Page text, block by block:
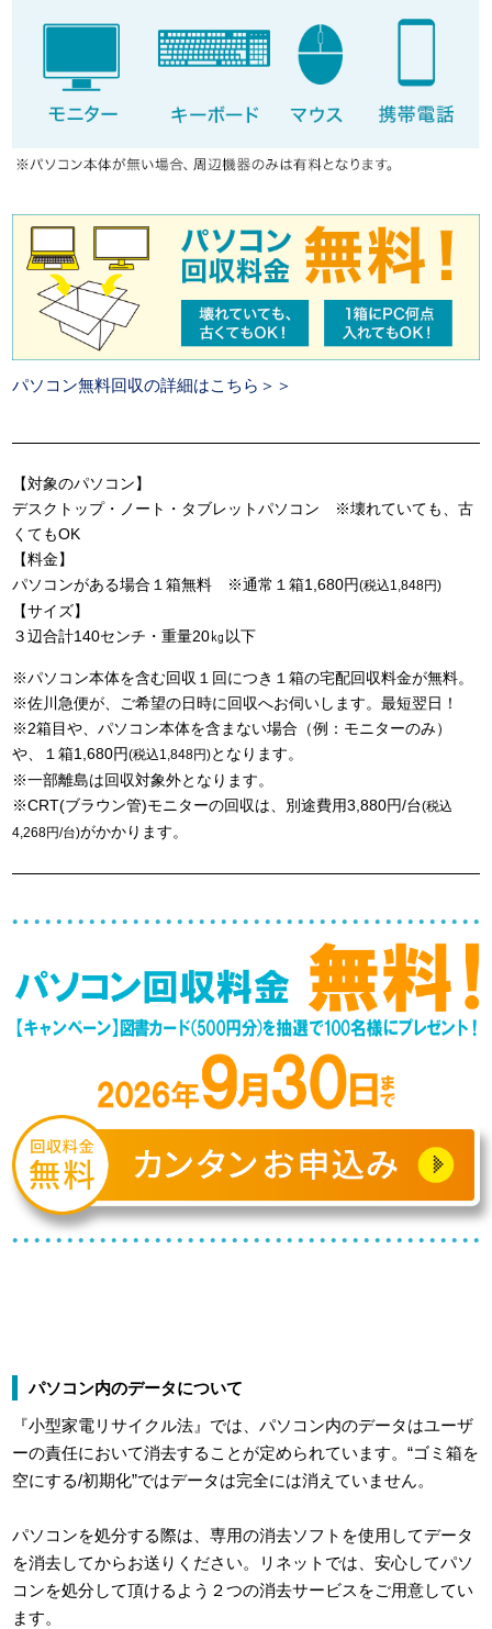
パソコン無料回収の詳細はこちら＞＞
【対象のパソコン】
デスクトップ・ノート・タブレットパソコン ※壊れていても、古
くてもOK
【料金】
パソコンがある場合１箱無料 ※通常１箱1,680円(税込1,848円)
【サイズ】
３辺合計140センチ・重量20㎏以下
※パソコン本体を含む回収１回につき１箱の宅配回収料金が無料。
※佐川急便が、ご希望の日時に回収へお伺いします。最短翌日！
※2箱目や、パソコン本体を含まない場合（例：モニターのみ）
や、１箱1,680円(税込1,848円)となります。
※一部離島は回収対象外となります。
※CRT(ブラウン管)モニターの回収は、別途費用3,880円/台(税込
4,268円/台)がかかります。
パソコン内のデータについて
『小型家電リサイクル法』では、パソコン内のデータはユーザ
ーの責任において消去することが定められています。“ゴミ箱を
空にする/初期化”ではデータは完全には消えていません。
パソコンを処分する際は、専用の消去ソフトを使用してデータ
を消去してからお送りください。リネットでは、安心してパソ
コンを処分して頂けるよう２つの消去サービスをご用意してい
ます。